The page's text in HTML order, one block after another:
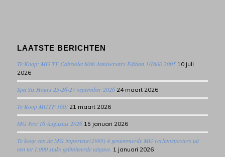
LAATSTE BERICHTEN
Te Koop: MG TF Cabriolet 80th Anniversary Edition 1/1600 2005 10 juli
2026
Spa Six Hours 25-26-27 september 2026 24 maart 2026
Te Koop MGTF 160! 21 maart 2026
MG Fest 16 Augustus 2026 15 januari 2026
Te koop van de MG importeur(1995) 4 genummerde MG reclameposters uit
een tot 1.000 stuks gelimiteerde uitgave. 1 januari 2026